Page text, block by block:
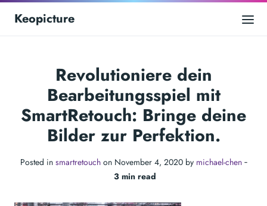
Keopicture
Revolutioniere dein
Bearbeitungsspiel mit
SmartRetouch: Bringe deine
Bilder zur Perfektion.
Posted in smartretouchon November 4, 2020 by michael-chen‐
3 min read